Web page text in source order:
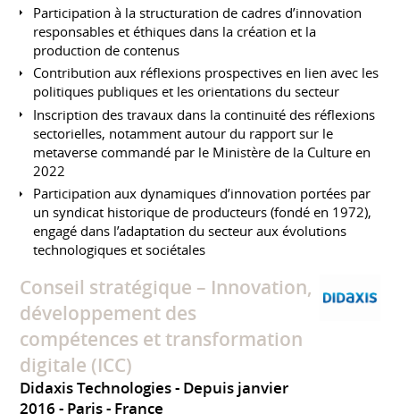
Participation à la structuration de cadres d’innovation
responsables et éthiques dans la création et la
production de contenus
Contribution aux réflexions prospectives en lien avec les
politiques publiques et les orientations du secteur
Inscription des travaux dans la continuité des réflexions
sectorielles, notamment autour du rapport sur le
metaverse commandé par le Ministère de la Culture en
2022
Participation aux dynamiques d’innovation portées par
un syndicat historique de producteurs (fondé en 1972),
engagé dans l’adaptation du secteur aux évolutions
technologiques et sociétales
Conseil stratégique – Innovation,
développement des
compétences et transformation
digitale (ICC)
Didaxis Technologies
Depuis janvier
2016 Paris France